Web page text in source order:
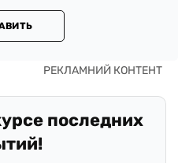
последних